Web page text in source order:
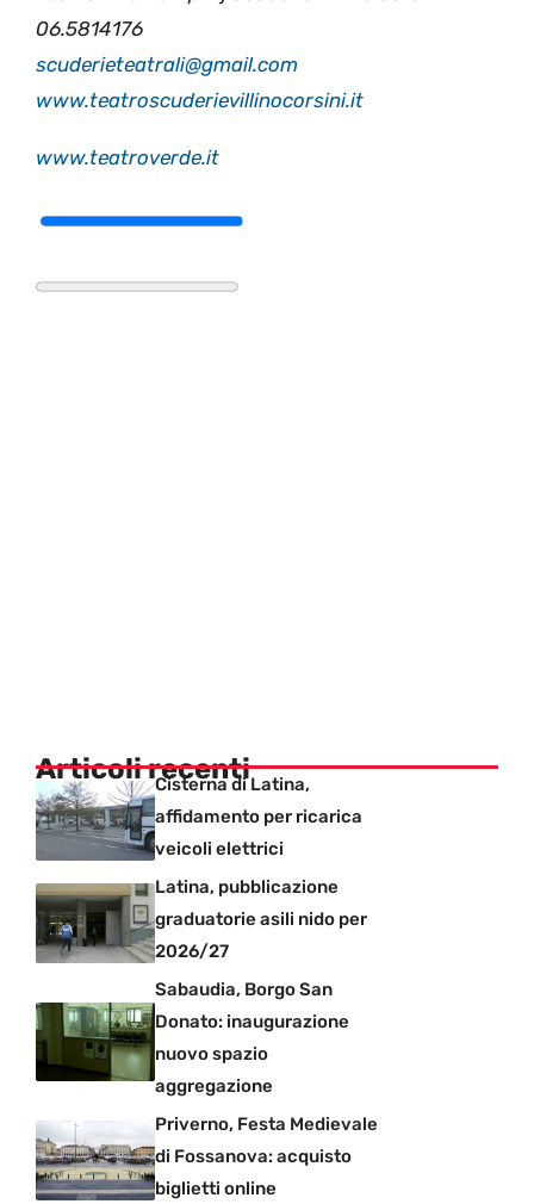
06.5814176
scuderieteatrali@gmail.com
www.teatroscuderievillinocorsini.it
www.teatroverde.it
Articoli recenti
Cisterna di Latina,
affidamento per ricarica
veicoli elettrici
Latina, pubblicazione
graduatorie asili nido per
2026/27
Sabaudia, Borgo San
Donato: inaugurazione
nuovo spazio
aggregazione
Priverno, Festa Medievale
di Fossanova: acquisto
biglietti online